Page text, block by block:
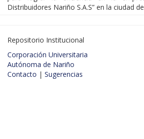
Distribuidores Nariño S.A.S” en la ciudad de
Repositorio Institucional
Corporación Universitaria
Autónoma de Nariño
Contacto | Sugerencias